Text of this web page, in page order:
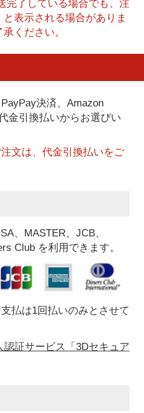
完了している場合でも、注
表示される場合がありま
ください。
決済、Amazon
金引換払いからお選びい
文は、代金引換払いをご
、MASTER、JCB、
Club を利用できます。
払は1回払いのみとさせて
認証サービス「3Dセキュア